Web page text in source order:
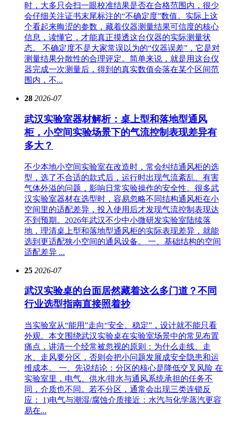
时，大多只会扫一眼校准结果是否在合格范围内，很少
会仔细关注证书末尾标注的“不确定度”数值。实际上这
个看起来晦涩的参数，藏着仪器测量结果可信度的核心
信息，读懂它，才能真正摸透这台仪器的实际测量状
态。 不确定度不是大家常误以为的“仪器误差”，它是对
测量结果分散性的合理评定。简单来说，就是用这台仪
器完成一次测量后，得到的真实数值会落在某个区间范
围内，不...
28 2026-07
武汉实验室器材解析：桌上型和落地型通风
柜，小空间实验场景下的气流控制表现差异有
多大？
不少本地小空间实验室在改造时，常会纠结通风柜的选
型，选了不合适的款式后，运行时出现气流紊乱、有害
气体外溢的问题，影响日常实验操作的安全性。很多武
汉实验室器材在选型时，容易忽略不同结构通风柜在小
空间里的适配差异，投入使用后才发现气流控制表现达
不到预期。2026年武汉不少中小微研发实验室陆续落
地，理清桌上型和落地型通风柜的实际表现差异，就能
选到更适配狭小空间的通风设备。 一、基础结构的空间
适配差异 ...
25 2026-07
武汉实验桌的台面居然藏着这么多门道？不同
行业选型指南直接照着抄
当实验室从“能用”走向“安全、稳定”，设计就不能只看
外观。本文围绕武汉实验桌在实验室场景中的常见布置
痛点，讲清一个经常被忽视的原则：为什么走线、走
水、走风要分区，否则会把小问题发展成安全隐患和运
维成本。 一、先说结论：分区的核心是降低交叉风险 在
实验室里，电气、供水/排水与通风系统承担的任务不
同，介质也不同。若不分区，通常会出现三类连锁反
应： 1)电气与潮湿/腐蚀介质接近：水汽与化学蒸汽更容
易在...